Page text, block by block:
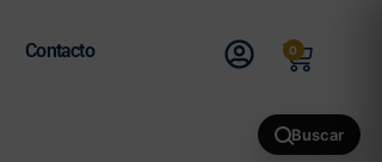
Buscar
Contacto 0